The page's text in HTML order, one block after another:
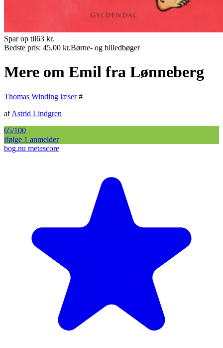
Spar op til63 kr.
Bedste pris: 45,00 kr.Børne- og billedbøger
Mere om Emil fra Lønneberg
Thomas Winding læser #
afAstrid Lindgren
65/100
ifølge 1 anmelder
bog.nu metascore